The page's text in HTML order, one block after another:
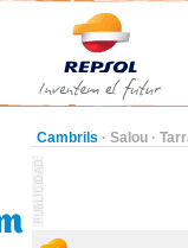
Cambrils · Salou ·